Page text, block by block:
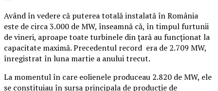
Având în vedere că puterea totală instalată în România
este de circa 3.000 de MW, înseamnă că, în timpul furtunii
de vineri, aproape toate turbinele din ţară au funcţionat la
capacitate maximă. Precedentul record era de 2.709 MW,
înregistrat în luna martie a anului trecut.
La momentul în care eolienele produceau 2.820 de MW, ele
se constituiau în sursa principala de producţie de